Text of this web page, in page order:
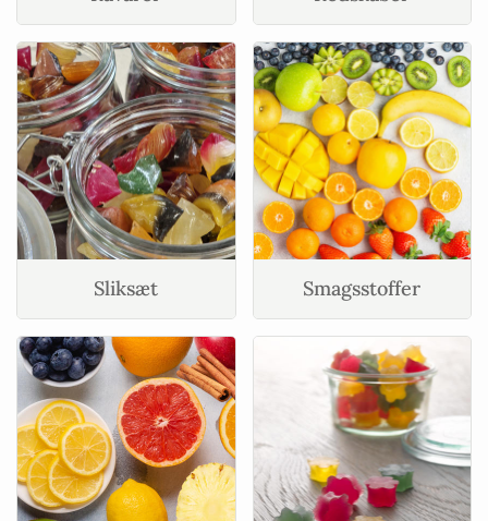
Sliksæt Smagsstoffer